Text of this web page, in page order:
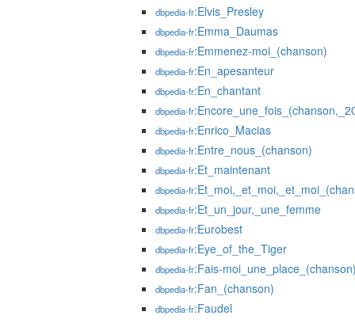
dbpedia-fr:Elvis_Presley
dbpedia-fr:Emma_Daumas
dbpedia-fr:Emmenez-moi_(chanson)
dbpedia-fr:En_apesanteur
dbpedia-fr:En_chantant
dbpedia-fr
dbpedia-fr:Enrico_Macias
dbpedia-fr:Entre_nous_(chanson)
dbpedia-fr:Et_maintenant
dbpedia-fr
dbpedia-fr:Et_un_jour,_une_femme
dbpedia-fr:Eurobest
dbpedia-fr:Eye_of_the_Tiger
dbpedia-fr:Fais-
dbpedia-fr:Fan_(chanson)
dbpedia-fr:Faudel